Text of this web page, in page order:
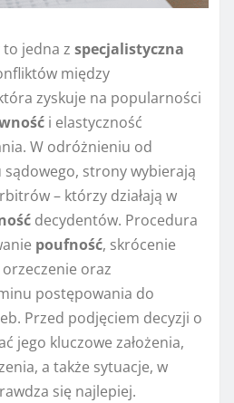
jedna z specjalistyczna
między
zyskuje na popularności
i elastyczność
W odróżnieniu od
strony wybierają
– którzy działają w
decydentów. Procedura
poufność, skrócenie
oraz
postępowania do
Przed podjęciem decyzji o
jego kluczowe założenia,
a także sytuacje, w
się najlepiej.